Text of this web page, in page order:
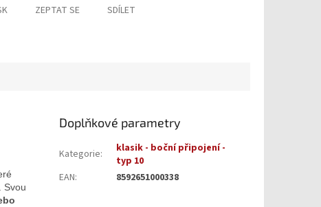
ZEPTAT SE SDÍLET
Svou
Doplňkové parametry
Kategorie:
klasik - boční připojení -
typ 10
EAN: 8592651000338